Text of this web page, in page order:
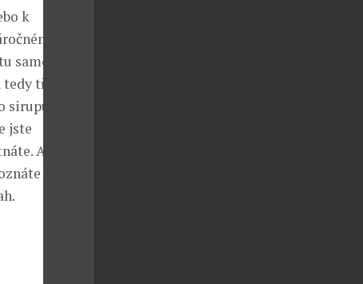
k
samotné
třetí tip:
jste
Až
ho